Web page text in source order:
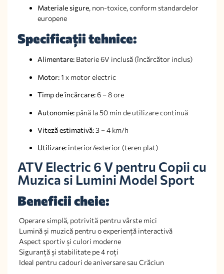
Materiale sigure, non-toxice, conform standardelor
europene
Specificații tehnice:
Alimentare: Baterie 6V inclusă (încărcător inclus)
Motor:1 x motor electric
Timp de încărcare:6 – 8 ore
Autonomie: până la 50 min de utilizare continuă
Viteză estimativă:3 – 4 km/h
Utilizare: interior/exterior (teren plat)
ATV Electric 6 V pentru Copii cu
Muzica si Lumini Model Sport
Beneficii cheie:
Operare simplă, potrivită pentru vârste mici
Lumină și muzică pentru o experiență interactivă
Aspect sportiv și culori moderne
Siguranță și stabilitate pe 4 roți
Ideal pentru cadouri de aniversare sau Crăciun